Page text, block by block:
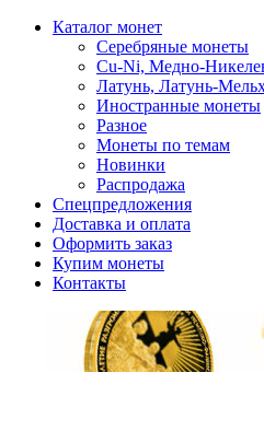
Каталог монет
Серебряные монеты
Cu-Ni, Медно-
Латунь, Латунь-
Иностранные монеты
Разное
Монеты по темам
Новинки
Распродажа
Спецпредложения
Доставка и оплата
Оформить заказ
Купим монеты
Контакты